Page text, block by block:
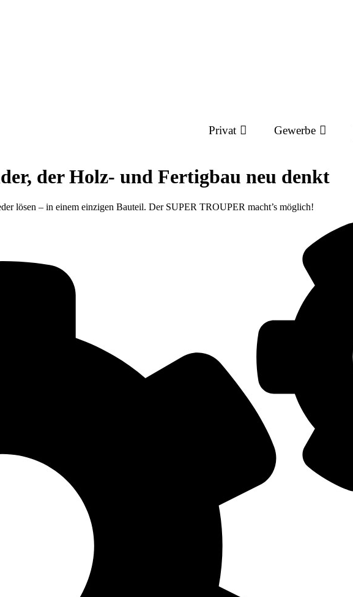
Privat Gewerbe
der Holz- und Fertigbau neu denkt
lösen – in einem einzigen Bauteil. Der SUPER TROUPER macht’s möglich!